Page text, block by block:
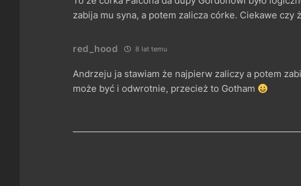
zabija mu syna, a potem zalicza córke. Ciekawe czy
red_hood 8 lat temu
Andrzeju ja stawiam że najpierw zaliczy a potem
może być i odwrotnie, przecież to Gotham